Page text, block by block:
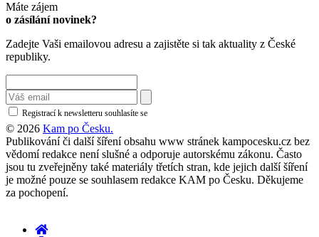
Máte zájem
o zásílání novinek?
Zadejte Vaši emailovou adresu a zajistěte si tak aktuality z České
republiky.
Registrací k newsletteru souhlasíte se
© 2026 Kam po Česku.
Publikování či další šíření obsahu www stránek kampocesku.cz bez
vědomí redakce není slušné a odporuje autorskému zákonu. Často
jsou tu zveřejněny také materiály třetích stran, kde jejich další šíření
je možné pouze se souhlasem redakce KAM po Česku. Děkujeme
za pochopení.